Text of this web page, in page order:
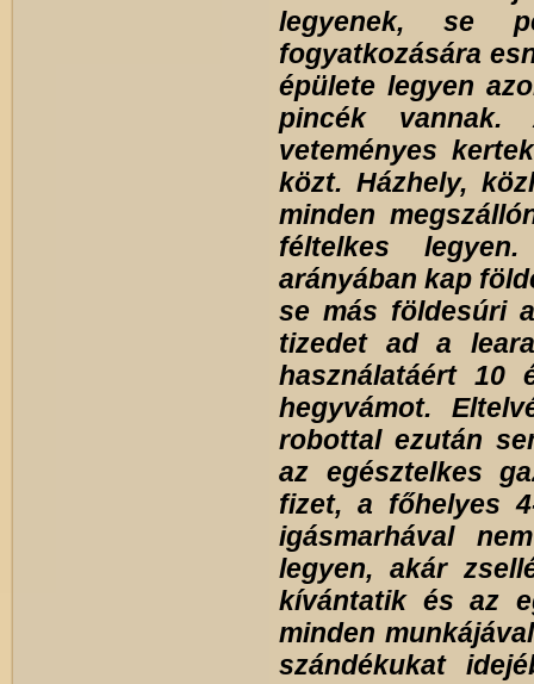
legyenek, se
fogyatkozására
épülete legyen
pincék
veteményes
közt. Házhely,
minden
féltelkes
arányában kap
se más földesúri
tizedet ad a
használatáért 10
hegyvámot.
robottal ezután
az egésztelkes
fizet, a főhelyes
igásmarhával
legyen, akár
kívántatik és az
minden
szándékukat